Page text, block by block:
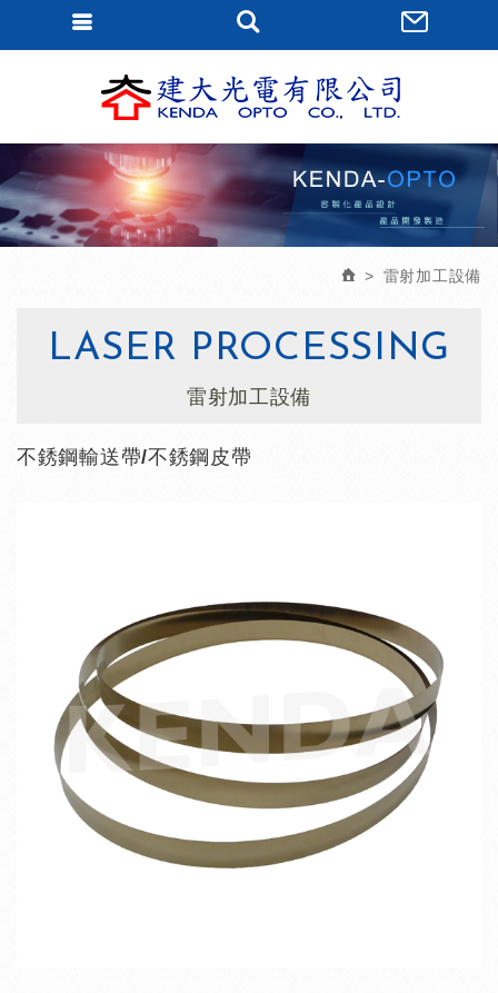
雷射加工設備
LASER PROCESSING
雷射加工設備
不銹鋼輸送帶/不銹鋼皮帶
會員登入(燈箱)
加入會員
忘記密碼
密碼修改
會員登出
填寫匯款通知